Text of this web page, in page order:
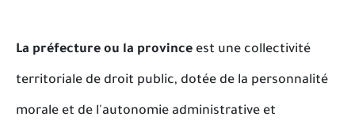
La préfecture ou la province est une collectivité
territoriale de droit public, dotée de la personnalité
morale et de l'autonomie administrative et